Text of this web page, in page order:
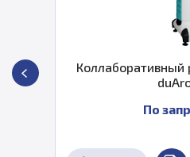
Коллаборативный
По